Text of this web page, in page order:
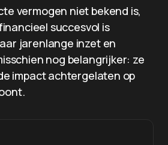
vermogen niet bekend is,
succesvol is
jarenlange inzet en
nog belangrijker: ze
impact achtergelaten op